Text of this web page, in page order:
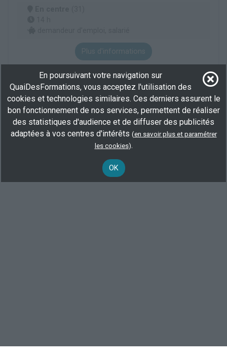
Plus d'informations
Voir toutes les formations
Elargisez votre recherche en consultant lesformations en saisie
de données à Toulouse.
formations audiotypiste
En poursuivant votre navigation sur
QuaiDesFormations, vous acceptez l'utilisation des
cookies et technologies similaires. Ces derniers assurent le
bon fonctionnement de nos services, permettent de réaliser
des statistiques d'audience et de diffuser des publicités
adaptées à vos centres d'intérêts (en savoir plus et paramétrer
les cookies).
OK